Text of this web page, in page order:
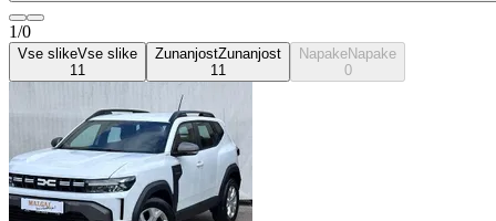
1/0
Vse slikeVse slike
11
ZunanjostZunanjost
11
NapakeNapake
0